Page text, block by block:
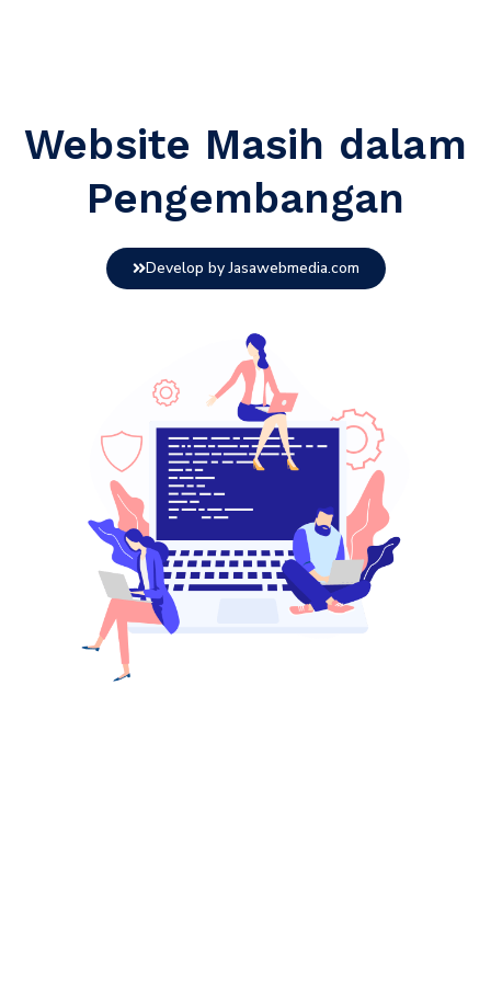
Website Masih dalam
Pengembangan
Develop by Jasawebmedia.com